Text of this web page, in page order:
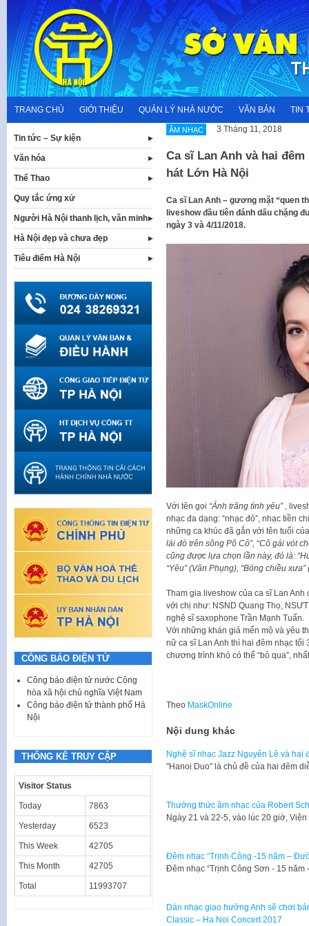
content
TRANG CHỦ GIỚI THIỆU QUẢN LÝ NHÀ NƯỚC VĂN BẢN TIN
ÂM NHẠC 3 Tháng 11, 2018
Ca sĩ Lan Anh và hai
hát Lớn Hà Nội
Ca sĩ Lan Anh – gương mặt “quen
liveshow đầu tiên đánh dấu chặng
ngày 3 và 4/11/2018.
Với tên gọi “Ánh trăng tình yêu”,
nhạc đa dạng: “nhạc đỏ”, nhạc tiền
những ca khúc đã gắn với tên tuổi
lái đò trên sông Pô Cô”, “Cô gái vót
cũng được lựa chọn lần này, đó là:
“Yêu” (Văn Phụng), “Bóng chiều
Tham gia liveshow của ca sĩ Lan
với chị như: NSND Quang Thọ,
nghệ sĩ saxophone Trần Mạnh Tuấn.
Với những khán giả mến mộ và yêu
nữ ca sĩ Lan Anh thì hai đêm nhạc
chương trình khó có thể “bỏ qua”,
Theo MaskOnline
Nội dung khác
Nghệ sĩ nhạc Jazz Nguyên Lê và hai
"Hanoi Duo" là chủ đề của hai đêm
Thưởng thức âm nhạc của Robert
Ngày 21 và 22-5, vào lúc 20 giờ,
Đêm nhạc “Trịnh Công -15 năm –
Đêm nhạc “Trịnh Công Sơn - 15
Dàn nhạc giao hưởng Anh sẽ chơi
Classic – Ha Noi Concert 2017
Tin tức – Sự kiện
Văn hóa
Thể Thao
Quy tắc ứng xử
Người Hà Nội thanh lịch, văn minh
Hà Nội đẹp và chưa đẹp
Tiêu điểm Hà Nội
CÔNG BÁO ĐIỆN TỬ
Công báo điện tử nước Cộng
hòa xã hội chủ nghĩa Việt Nam
Công báo điện tử thành phố Hà
Nội
THỐNG KÊ TRUY CẬP
Visitor Status
Today 7863
Yesterday 6523
This Week 42705
This Month 42705
Total 11993707